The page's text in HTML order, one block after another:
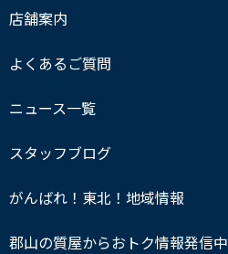
店舗案内
よくあるご質問
ニュース一覧
スタッフブログ
がんばれ！東北！地域情報
郡山の質屋からおトク情報発信中